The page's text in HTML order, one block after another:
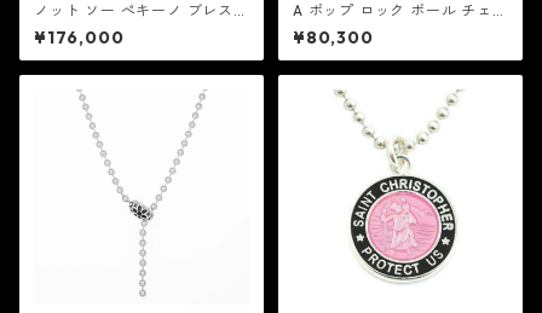
ノット ソー ぺキーノ ブレスレ
ット ：Good Art HLYWD グ
ッド アート ハリウッド
¥176,000
A ポップ ロック ボール チェー
ン ブレスレット V2：Good A
rt HLYWD グッド アート ハリ
ウッド
¥80,300